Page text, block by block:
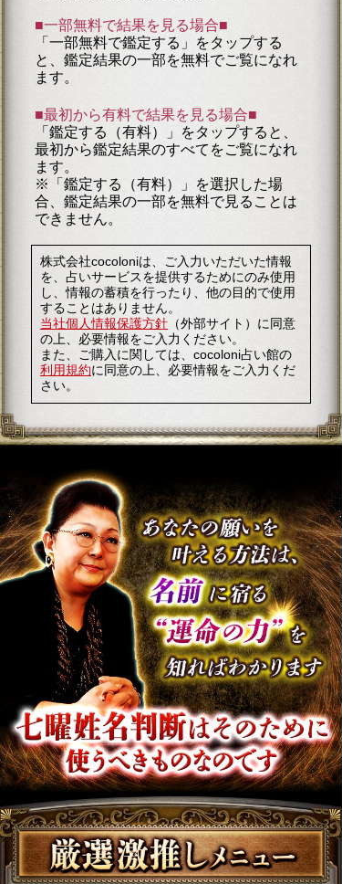
■一部無料で結果を見る場合■
「一部無料で鑑定する」をタップする
と、鑑定結果の一部を無料でご覧になれ
ます。
■最初から有料で結果を見る場合■
「鑑定する（有料）」をタップすると、
最初から鑑定結果のすべてをご覧になれ
ます。
※「鑑定する（有料）」を選択した場
合、鑑定結果の一部を無料で見ることは
できません。
株式会社cocoloniは、ご入力いただいた情報
を、占いサービスを提供するためにのみ使用
し、情報の蓄積を行ったり、他の目的で使用
することはありません。
当社個人情報保護方針（外部サイト）に同意
の上、必要情報をご入力ください。
また、ご購入に関しては、cocoloni占い館の
利用規約に同意の上、必要情報をご入力くだ
さい。